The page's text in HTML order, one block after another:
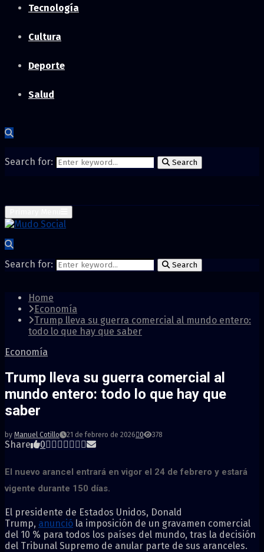
Tecnología
Cultura
Deporte
Salud
Search for: Search
Search for: Search
Home
Economía
Trump lleva su guerra comercial al mundo entero:
todo lo que hay que saber
Economía
Trump lleva su guerra comercial al
mundo entero: todo lo que hay que
saber
by Manuel Cotillo 21 de febrero de 2026 0 378
Share 0
El nuevo arancel entrará en vigor el 24 de febrero y estará
vigente durante 150 días.
El presidente de Estados Unidos, Donald
Trump, anunció la imposición de un gravamen comercial
del 10 % para todos los países del mundo, tras la decisión
del Tribunal Supremo de anular parte de sus aranceles.